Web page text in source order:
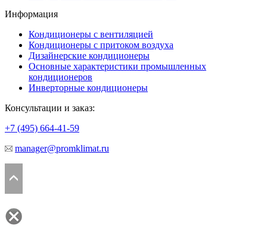
Информация
Кондиционеры с вентиляцией
Кондиционеры с притоком воздуха
Дизайнерские кондиционеры
Основные характеристики промышленных
кондиционеров
Инверторные кондиционеры
Консультации и заказ:
+7 (495) 664-41-59
manager@promklimat.ru